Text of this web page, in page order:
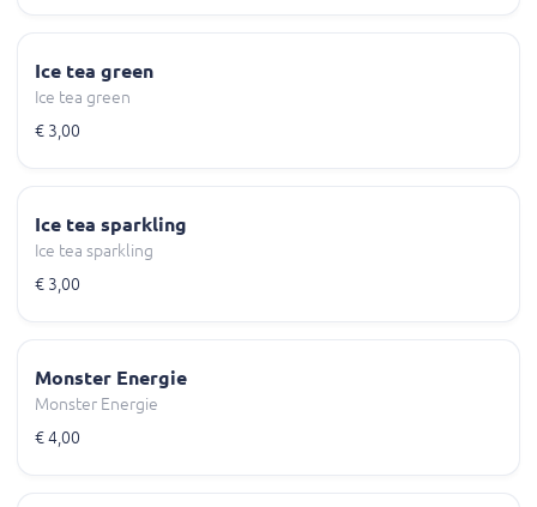
Ice tea green
Ice tea green
€ 3,00
Ice tea sparkling
Ice tea sparkling
€ 3,00
Monster Energie
Monster Energie
€ 4,00